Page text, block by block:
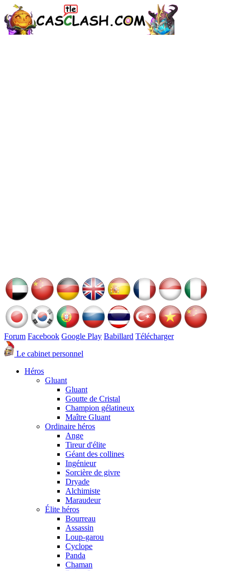
Forum Facebook Google Play Babillard Télécharger
Le cabinet personnel
Héros
Gluant
Gluant
Goutte de Cristal
Champion gélatineux
Maître Gluant
Ordinaire héros
Ange
Tireur d'élite
Géant des collines
Ingénieur
Sorcière de givre
Dryade
Alchimiste
Maraudeur
Élite héros
Bourreau
Assassin
Loup-garou
Cyclope
Panda
Chaman